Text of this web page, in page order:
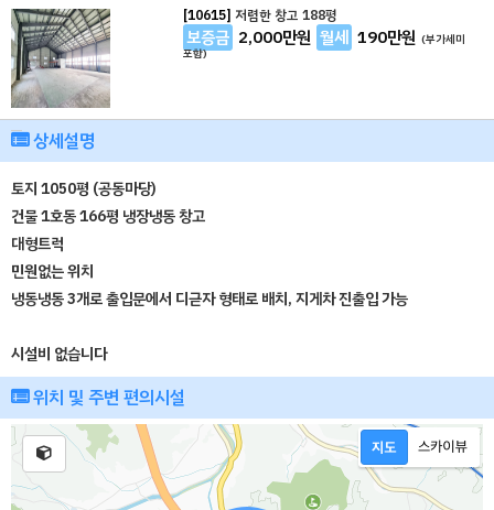
[10615] 저렴한 창고 188평
보증금 2,000만원 월세 190만원 (부가세미
포함)
상세설명
토지 1050평 (공동마당)
건물 1호동 166평 냉장냉동 창고
대형트럭
민원없는 위치
냉동냉동 3개로 출입문에서 디귿자 형태로 배치, 지게차 진출입 가능
시설비 없습니다
위치 및 주변 편의시설